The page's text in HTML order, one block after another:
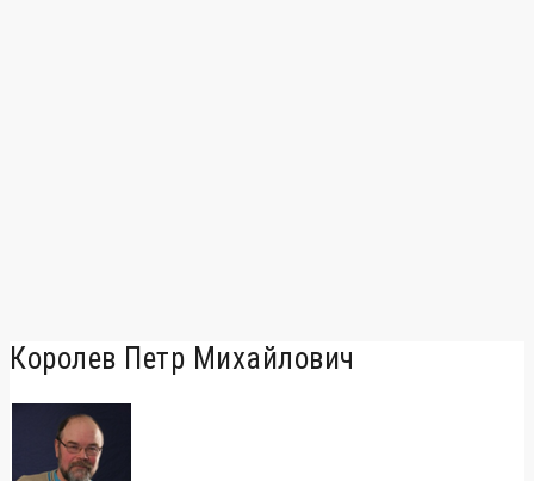
Королев Петр Михайлович